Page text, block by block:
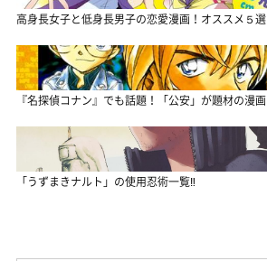
高身長女子と低身長男子の恋愛漫画！オススメ５選
『名探偵コナン』でも話題！「公安」が題材の漫画
「うずまきナルト」の使用忍術一覧‼